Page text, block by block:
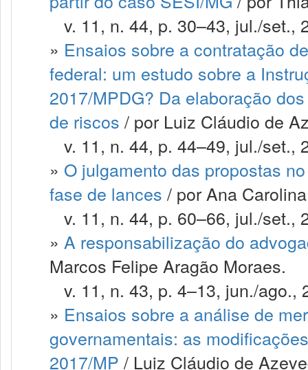
v. 11, n. 44, p. 30–43, jul./set.,
» Ensaios sobre a contratação
federal: um estudo sobre a
2017/MPDG? Da elaboração
de riscos / por Luiz Cláudio de
v. 11, n. 44, p. 44–49, jul./set.,
» O julgamento das propostas
fase de lances / por Ana
v. 11, n. 44, p. 60–66, jul./set.,
» A responsabilização do
Marcos Felipe Aragão Moraes.
v. 11, n. 43, p. 4–13, jun./ago.,
» Ensaios sobre a análise de
governamentais: as
2017/MP / Luiz Cláudio de